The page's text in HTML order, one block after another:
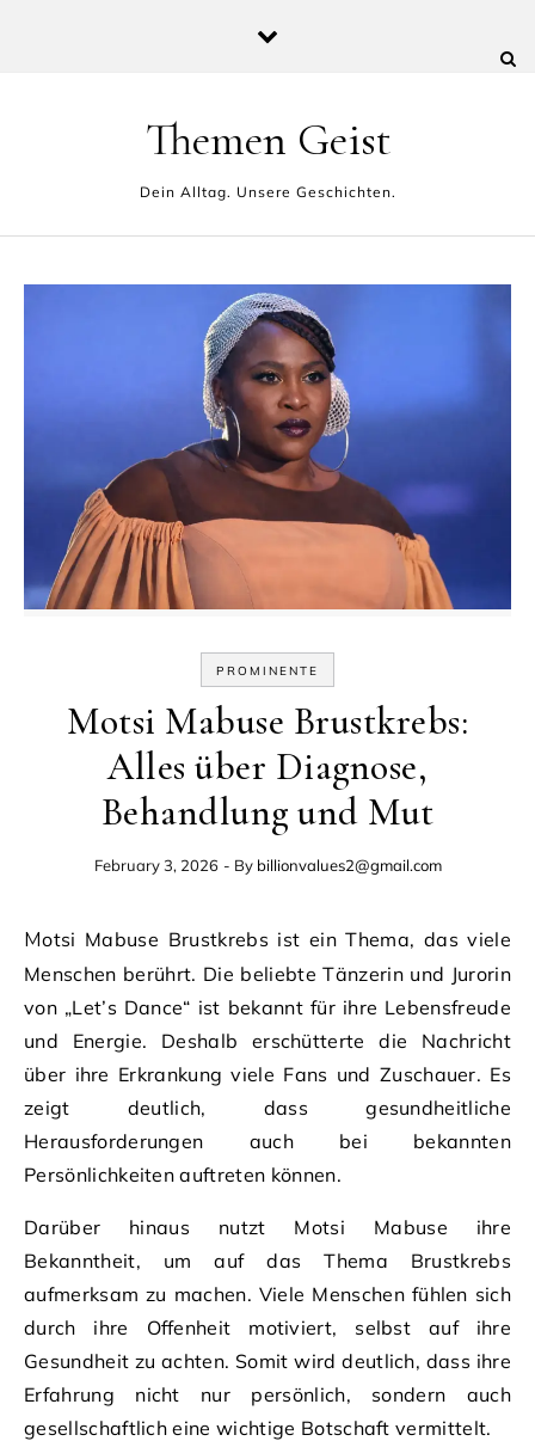
Themen Geist
Dein Alltag. Unsere Geschichten.
PROMINENTE
Motsi Mabuse Brustkrebs:
Alles über Diagnose,
Behandlung und Mut
February 3, 2026 - By billionvalues2@gmail.com
Motsi Mabuse Brustkrebs ist ein Thema, das viele
Menschen berührt. Die beliebte Tänzerin und Jurorin
von „Let’s Dance“ ist bekannt für ihre Lebensfreude
und Energie. Deshalb erschütterte die Nachricht
über ihre Erkrankung viele Fans und Zuschauer. Es
zeigt deutlich, dass gesundheitliche
Herausforderungen auch bei bekannten
Persönlichkeiten auftreten können.
Darüber hinaus nutzt Motsi Mabuse ihre
Bekanntheit, um auf das Thema Brustkrebs
aufmerksam zu machen. Viele Menschen fühlen sich
durch ihre Offenheit motiviert, selbst auf ihre
Gesundheit zu achten. Somit wird deutlich, dass ihre
Erfahrung nicht nur persönlich, sondern auch
gesellschaftlich eine wichtige Botschaft vermittelt.